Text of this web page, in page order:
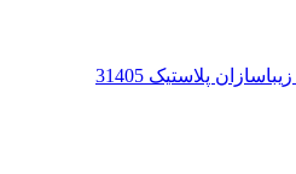
پلاستیک 31405